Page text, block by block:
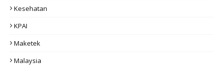
Kesehatan
KPAI
Maketek
Malaysia